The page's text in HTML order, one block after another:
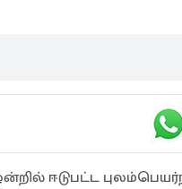
ஈடுபட்ட